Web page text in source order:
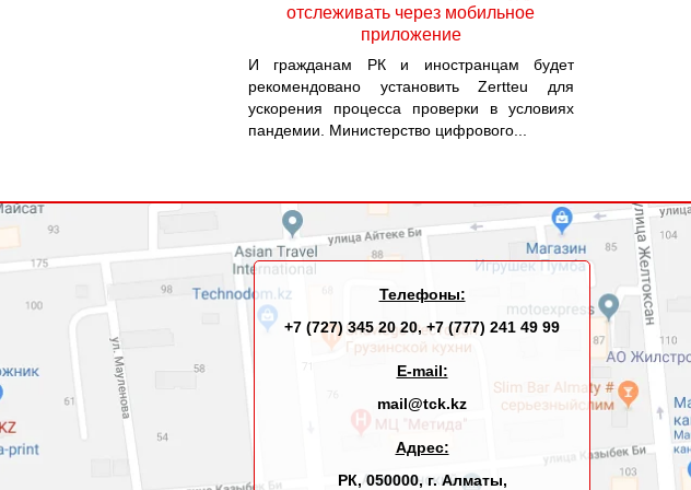
отслеживать через мобильное
приложение
И гражданам РК и иностранцам будет
рекомендовано установить Zertteu для
ускорения процесса проверки в условиях
пандемии. Министерство цифрового...
Телефоны:
+7 (727) 345 20 20, +7 (777) 241 49 99
E-mail:
mail@tck.kz
Адрес:
РК, 050000, г. Алматы,